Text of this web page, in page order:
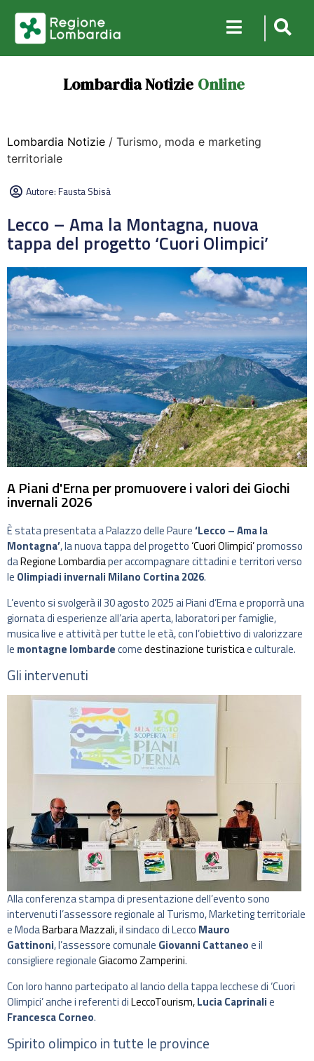
Lombardia Notizie Online
Lombardia Notizie / Turismo, moda e marketing
territoriale
Autore:Fausta Sbisà
Lecco – Ama la Montagna, nuova
tappa del progetto ‘Cuori Olimpici’
A Piani d'Erna per promuovere i valori dei Giochi
invernali 2026
È stata presentata a Palazzo delle Paure‘Lecco – Ama la
Montagna’, la nuova tappa del progetto ‘Cuori Olimpici’promosso
daRegione Lombardiaper accompagnare cittadini e territori verso
le Olimpiadi invernali Milano Cortina 2026.
L’evento si svolgerà il 30 agosto 2025 ai Piani d’Erna e proporrà una
giornata di esperienze all’aria aperta, laboratori per famiglie,
musica live e attività per tutte le età, con l’obiettivo di valorizzare
le montagne lombardecomedestinazione turisticae culturale.
Gli intervenuti
Alla conferenza stampa di presentazione dell’evento sono
intervenuti l’assessore regionale al Turismo, Marketing territoriale
e ModaBarbara Mazzali,il sindaco di Lecco Mauro
Gattinoni, l’assessore comunale Giovanni Cattaneoe il
consigliere regionaleGiacomo Zamperini.
Con loro hanno partecipato al lancio della tappa lecchese di ‘Cuori
Olimpici’ anche i referenti diLeccoTourism,Lucia Caprinalie
Francesca Corneo.
Spirito olimpico in tutte le province